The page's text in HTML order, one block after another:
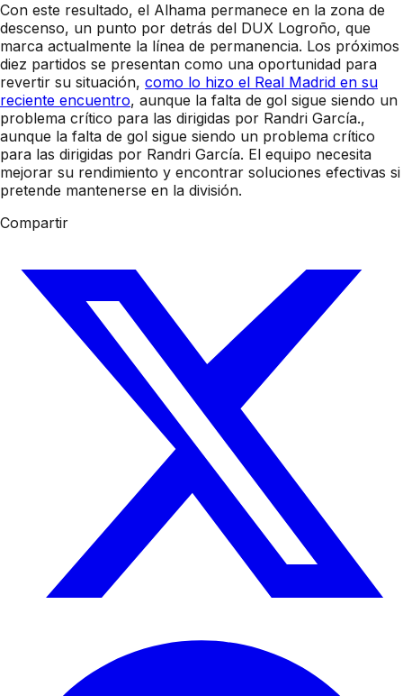
Con este resultado, el Alhama permanece en la zona de
descenso, un punto por detrás del DUX Logroño, que
marca actualmente la línea de permanencia. Los próximos
diez partidos se presentan como una oportunidad para
revertir su situación, como lo hizo el Real Madrid en su
reciente encuentro, aunque la falta de gol sigue siendo un
problema crítico para las dirigidas por Randri García.,
aunque la falta de gol sigue siendo un problema crítico
para las dirigidas por Randri García. El equipo necesita
mejorar su rendimiento y encontrar soluciones efectivas si
pretende mantenerse en la división.
Compartir